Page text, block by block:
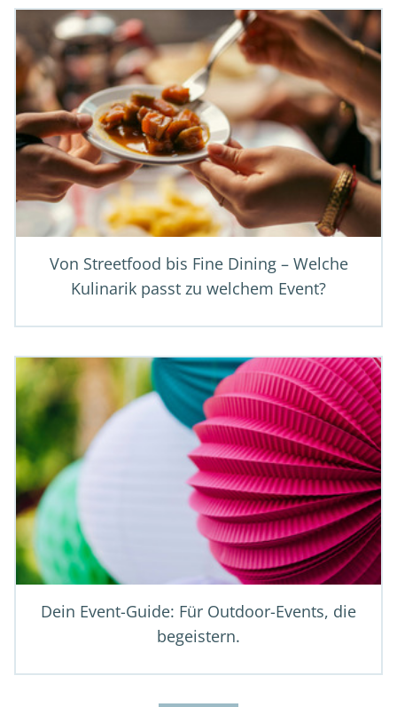
Von Streetfood bis Fine Dining – Welche
Kulinarik passt zu welchem Event?
Dein Event-Guide: Für Outdoor-Events, die
begeistern.